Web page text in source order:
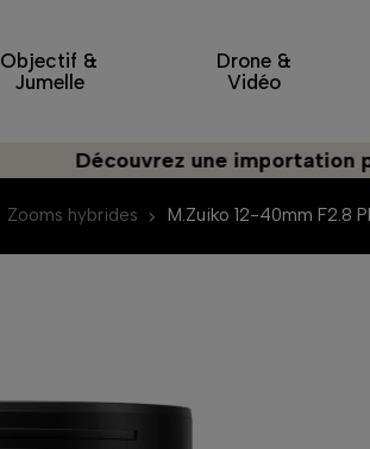
Objectif &
Jumelle
Drone &
Vidéo
Découvrez une importation plus
Zooms hybrides M.Zuiko 12-40mm F2.8